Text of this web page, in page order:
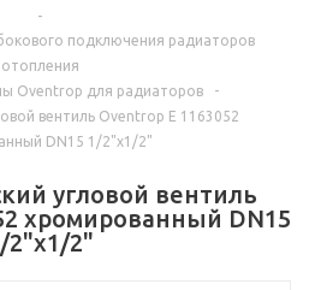
-
подключения радиаторов
отопления
Oventrop для радиаторов
-
вентиль Oventrop E 1163052
DN15 1/2"x1/2"
угловой вентиль
хромированный DN15
2"x1/2"